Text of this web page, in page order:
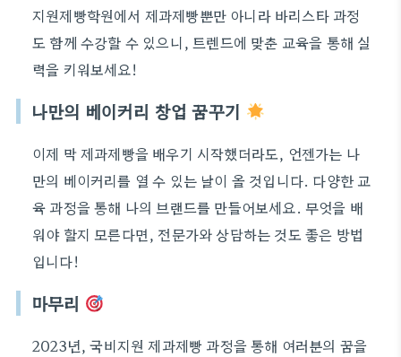
지원제빵학원에서 제과제빵뿐만 아니라 바리스타 과정
도 함께 수강할 수 있으니, 트렌드에 맞춘 교육을 통해 실
력을 키워보세요!
나만의 베이커리 창업 꿈꾸기
이제 막 제과제빵을 배우기 시작했더라도, 언젠가는 나
만의 베이커리를 열 수 있는 날이 올 것입니다. 다양한 교
육 과정을 통해 나의 브랜드를 만들어보세요. 무엇을 배
워야 할지 모른다면, 전문가와 상담하는 것도 좋은 방법
입니다!
마무리
2023년, 국비지원 제과제빵 과정을 통해 여러분의 꿈을